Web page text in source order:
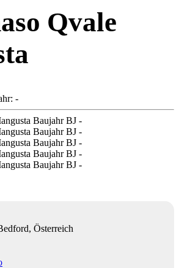
Qvale
-
Österreich